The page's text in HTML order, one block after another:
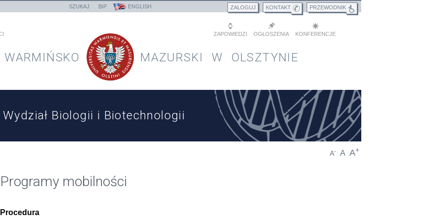
SZUKAJ BIP ENGLISH PRZEWODNIK
KONTAKT
ZALOGUJ
KONFERENCJE
OGŁOSZENIA
ZAPOWIEDZI
WARMIŃSKO MAZURSKI W OLSZTYNIE
Wydział Biologii i Biotechnologii
A- A A+
Programy mobilności
Procedura